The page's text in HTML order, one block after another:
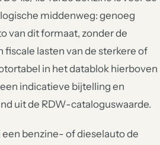
middenweg: genoeg
van dit formaat, zonder de
lasten van de sterkere of
in het datablok hierboven
indicatieve bijtelling en
uit de RDW-cataloguswaarde.
benzine- of dieselauto de